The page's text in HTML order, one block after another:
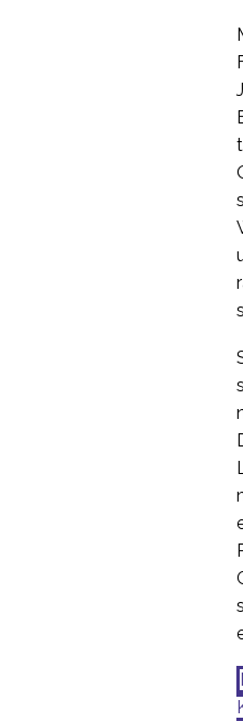
mit Zoom und
Produkts auf
neuen Markt:
sich vorbereitet
Benchmark-